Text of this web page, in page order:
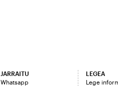
JARRAITU
Whatsapp
LEGEA
Lege